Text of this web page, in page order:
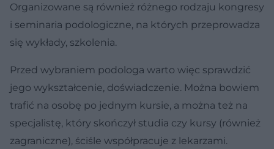
Organizowane są również różnego rodzaju kongresy
i seminaria podologiczne, na których przeprowadza
się wykłady, szkolenia.
Przed wybraniem podologa warto więc sprawdzić
jego wykształcenie, doświadczenie. Można bowiem
trafić na osobę po jednym kursie, a można też na
specjalistę, który skończył studia czy kursy (również
zagraniczne), ściśle współpracuje z lekarzami.